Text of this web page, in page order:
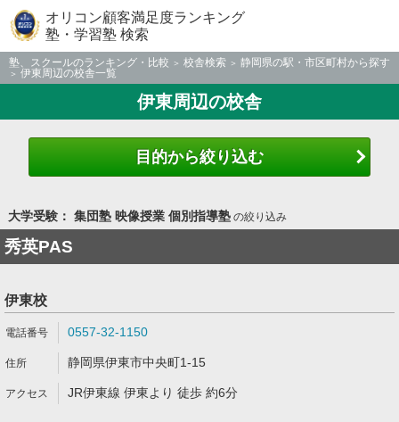
オリコン顧客満足度ランキング
塾・学習塾 検索
塾、スクールのランキング・比較 校舎検索
静岡県の駅・市区町村から探す
伊東周辺の校舎一覧
伊東周辺の校舎
目的から絞り込む
大学受験： 集団塾 映像授業 個別指導塾の絞り込み
秀英PAS
伊東校
0557-32-1150
静岡県伊東市中央町1-15
JR伊東線 伊東より 徒歩 約6分